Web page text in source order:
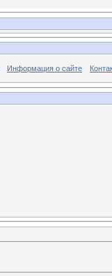
Информация о сайте